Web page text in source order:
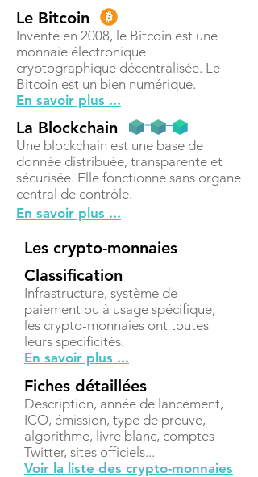
Le Bitcoin
Inventé en 2008, le Bitcoin est une
monnaie électronique
cryptographique décentralisée. Le
Bitcoin est un bien numérique.
En savoir plus ...
La Blockchain
Une blockchain est une base de
donnée distribuée, transparente et
sécurisée. Elle fonctionne sans organe
central de contrôle.
En savoir plus ...
Les crypto-monnaies
Classification
Infrastructure, système de
paiement ou à usage spécifique,
les crypto-monnaies ont toutes
leurs spécificités.
En savoir plus ...
Fiches détaillées
Description, année de lancement,
ICO, émission, type de preuve,
algorithme, livre blanc, comptes
Twitter, sites officiels...
Voir la liste des crypto-monnaies